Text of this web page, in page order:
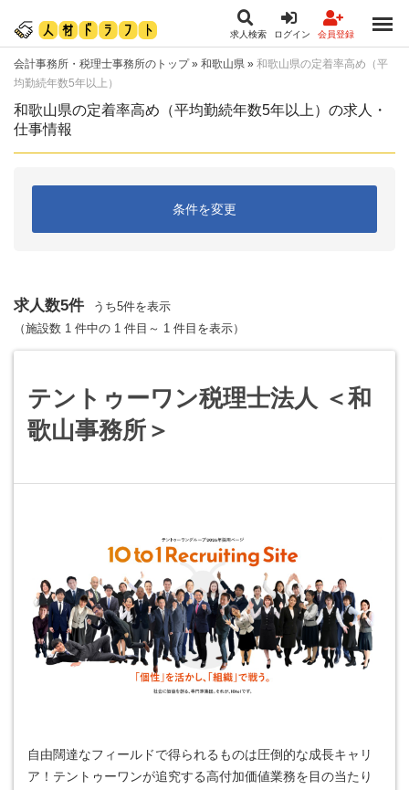
求人検索 ログイン 会員登録
会計事務所・税理士事務所のトップ» 和歌山県 » 和歌山県の定着率高め（平
均勤続年数5年以上）
和歌山県の定着率高め（平均勤続年数5年以上）の求人・
仕事情報
条件を変更
求人数5件
うち5件を表示
（施設数 1 件中の 1 件目～ 1 件目を表示）
テントゥーワン税理士法人 ＜和
歌山事務所＞
自由闊達なフィールドで得られるものは圧倒的な成長キャリ
ア！テントゥーワンが追究する高付加価値業務を目の当たり